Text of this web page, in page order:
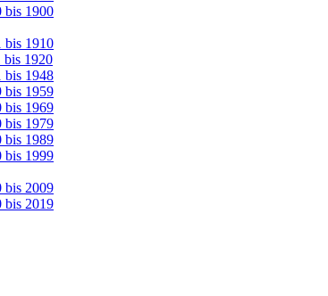
bis 1900
bis 1910
bis 1920
bis 1948
bis 1959
bis 1969
bis 1979
bis 1989
bis 1999
bis 2009
bis 2019